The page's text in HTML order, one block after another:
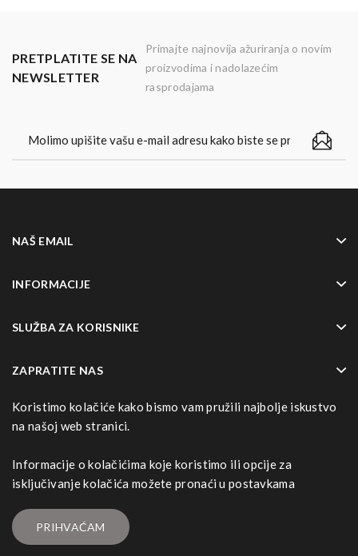
PRETPLATITE SE NA
NEWSLETTER
Primajte najnovija ažuriranja o novim
proizvodima i nadolazećim
rasprodajama
NAŠ EMAIL
INFORMACIJE
SLUŽBA ZA KORISNIKE
ZAPRATITE NAS
NAČINI NAPLATE
Powered By Binary Pawn
Koristimo kolačiće kako bismo vam pružili najbolje iskustvo
na našoj web stranici.
Informacije o kolačićima koje koristimo ili opcije za
isključivanje kolačića možete pronaći u postavkama
PRIHVAĆAM